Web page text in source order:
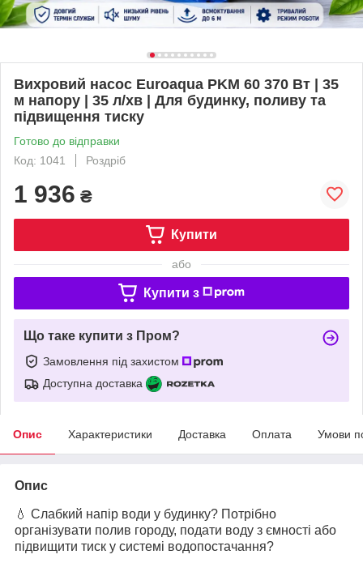
Вихровий насос Euroaqua PKM 60 370 Вт | 35
м напору | 35 л/хв | Для будинку, поливу та
підвищення тиску
Готово до відправки
Код: 1041
Роздріб
1 936 ₴
Купити
або
Купити з
Що таке купити з Пром?
Замовлення під захистом
Доступна доставка
Опис Характеристики Доставка Оплата Умови
Опис
💧 Слабкий напір води у будинку? Потрібно
організувати полив городу, подати воду з ємності або
підвищити тиск у системі водопостачання?